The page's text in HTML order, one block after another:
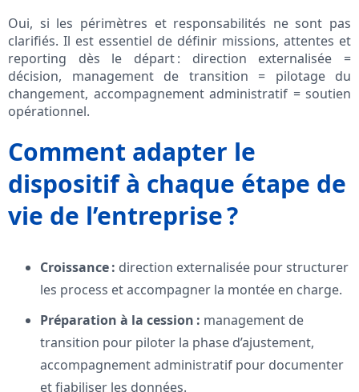
Oui, si les périmètres et responsabilités ne sont pas
clarifiés. Il est essentiel de définir missions, attentes et
reporting dès le départ : direction externalisée =
décision, management de transition = pilotage du
changement, accompagnement administratif = soutien
opérationnel.
Comment adapter le
dispositif à chaque étape de
vie de l’entreprise ?
Croissance : direction externalisée pour structurer
les process et accompagner la montée en charge.
Préparation à la cession : management de
transition pour piloter la phase d’ajustement,
accompagnement administratif pour documenter
et fiabiliser les données.